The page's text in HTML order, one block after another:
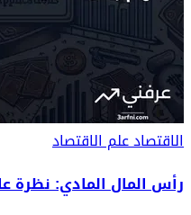
الاقتصادعلم الاقتصاد
رأس المال المادي: نظرة